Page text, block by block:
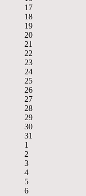
17
18
19
20
21
22
23
24
25
26
27
28
29
30
31
1
2
3
4
5
6